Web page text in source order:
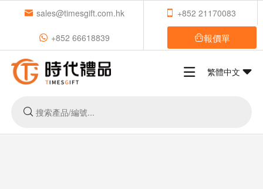
sales@timesgift.com.hk +852 21170083
+852 66618839 報價單
繁體中文